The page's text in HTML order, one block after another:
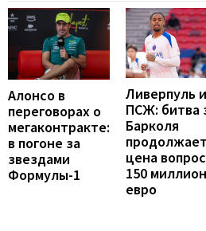
Алонсо в
переговорах о
мегаконтракте:
в погоне за
звездами
Формулы-1
Ливерпуль и
ПСЖ: битва
Барколя
цена
150
евро